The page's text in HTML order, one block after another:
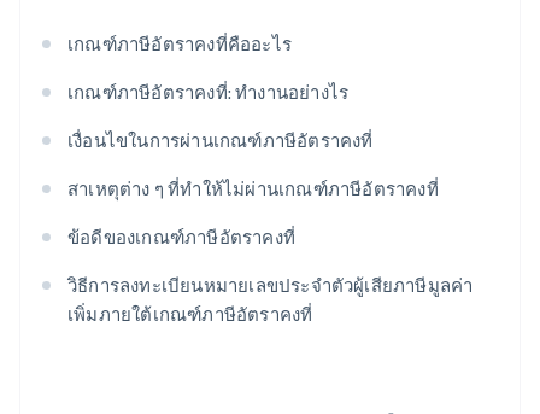
เกณฑ์ภาษีอัตราคงที่คืออะไร
เกณฑ์ภาษีอัตราคงที่: ทำงานอย่างไร
เงื่อนไขในการผ่านเกณฑ์ภาษีอัตราคงที่
สาเหตุต่าง ๆ ที่ทำให้ไม่ผ่านเกณฑ์ภาษีอัตราคงที่
ข้อดีของเกณฑ์ภาษีอัตราคงที่
วิธีการลงทะเบียนหมายเลขประจำตัวผู้เสียภาษีมูลค่า
เพิ่มภายใต้เกณฑ์ภาษีอัตราคงที่